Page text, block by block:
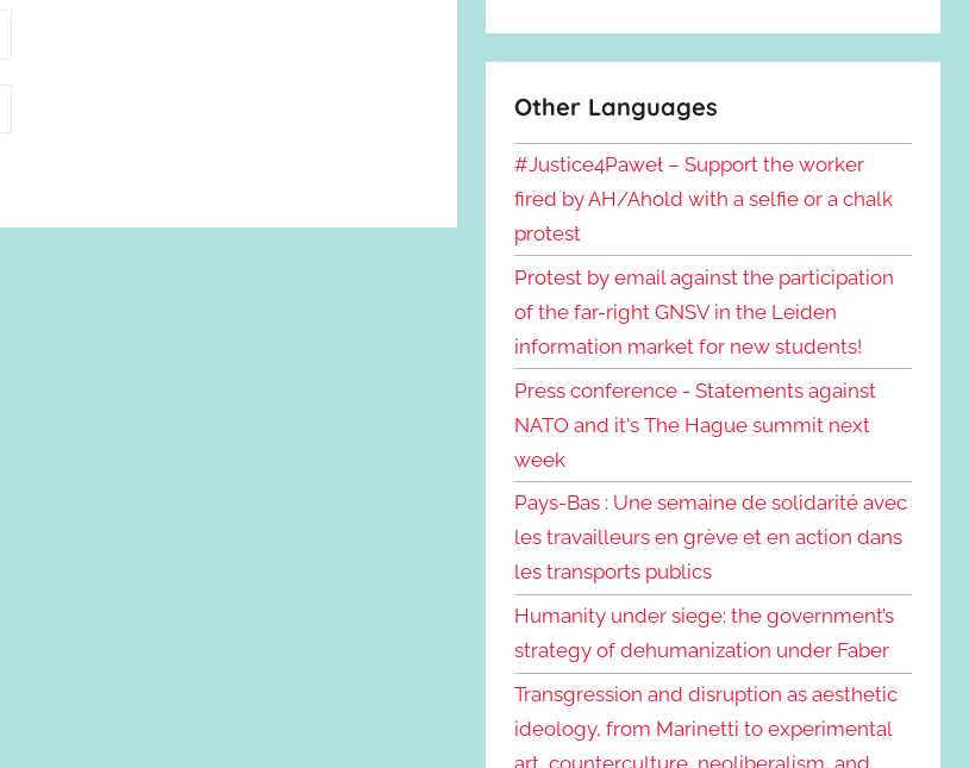
Other Languages
#Justice4Paweł – Support the worker
fired by AH/Ahold with a selfie or a chalk
protest
Protest by email against the participation
of the far-right GNSV in the Leiden
information market for new students!
Press conference - Statements against
NATO and it's The Hague summit next
week
Pays-Bas : Une semaine de solidarité avec
les travailleurs en grève et en action dans
les transports publics
Humanity under siege: the government’s
strategy of dehumanization under Faber
Transgression and disruption as aesthetic
ideology, from Marinetti to experimental
art, counterculture, neoliberalism, and